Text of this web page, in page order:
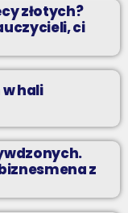
złotych?
ci
hali
z